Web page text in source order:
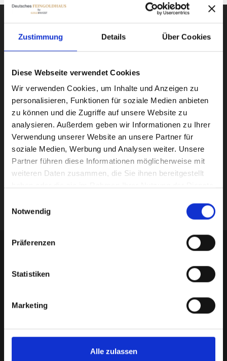
Zustimmung Details Über Cookies
Diese Webseite verwendet Cookies
Wir verwenden Cookies, um Inhalte und Anzeigen zu
personalisieren, Funktionen für soziale Medien anbieten
zu können und die Zugriffe auf unsere Website zu
analysieren. Außerdem geben wir Informationen zu Ihrer
Verwendung unserer Website an unsere Partner für
soziale Medien, Werbung und Analysen weiter. Unsere
Partner führen diese Informationen möglicherweise mit
weiteren Daten zusammen, die Sie ihnen bereitgestellt
Notwendig
Präferenzen
Statistiken
Marketing
Alle zulassen
Start your investment journey
Sign up today and you will be contacted by
one of our experts.
buying and selling gold bars, gold coins, silver, platinum,
metals, transparent pricing, secure online ordering, and